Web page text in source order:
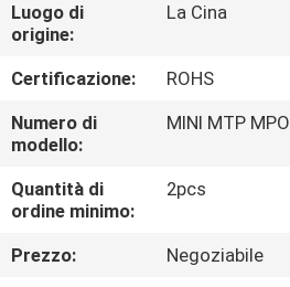
GIRO
DELLA
FABBRICA
CONTROLLO
DI
QUALITÀ
Luogo di
origine:
La Cina
Certificazione:
ROHS
Numero di
modello:
MINI MTP MPO
Quantità di
ordine minimo:
2pcs
Prezzo:
Negoziabile